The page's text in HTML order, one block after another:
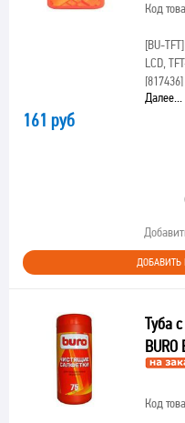
Код
[BU-TFT]
LCD,
[817436]
Далее...
161 руб
ДОБАВИТЬ
Туба
BURO
Код